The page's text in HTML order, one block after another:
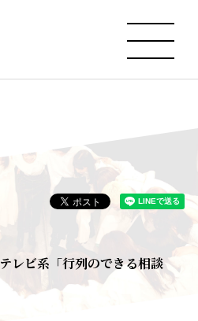
レビ系「行列のできる相談